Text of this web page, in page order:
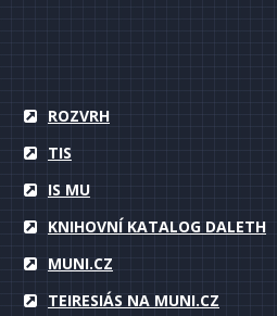
ROZVRH
TIS
IS MU
KNIHOVNÍ KATALOG DALETH
MUNI.CZ
TEIRESIÁS NA MUNI.CZ